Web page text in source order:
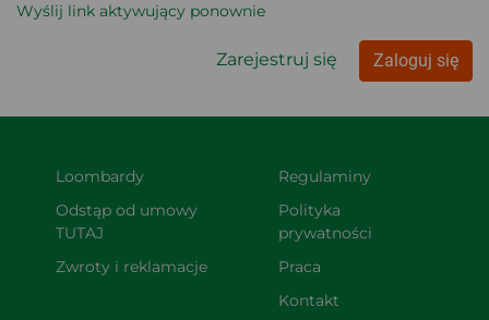
Wyślij link aktywujący ponownie
Zarejestruj się Zaloguj się
Loombardy
Odstąp od umowy
TUTAJ
Zwroty i reklamacje
Regulaminy
Polityka
prywatności
Praca
Kontakt